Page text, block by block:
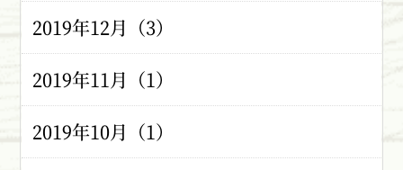
2019年12月（3）
2019年11月（1）
2019年10月（1）